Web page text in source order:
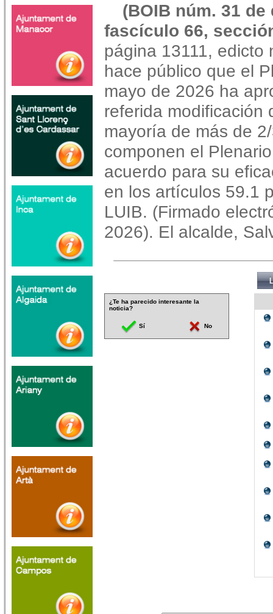
(BOIB núm. 31
fascículo 66,
página 13111, edicto
hace público que el
mayo de 2026 ha
referida modificación
mayoría de más de
componen el
acuerdo para su
en los artículos 59.1
LUIB. (Firmado
2026). El alcalde,
¿Te ha parecido interesante la
noticia?
Sí No